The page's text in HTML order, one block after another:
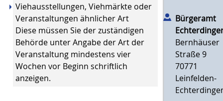
Viehausstellungen, Viehmärkte oder
Veranstaltungen ähnlicher Art
Diese müssen Sie der zuständigen
Behörde unter Angabe der Art der
Veranstaltung mindestens vier
Wochen vor Beginn schriftlich
anzeigen.
Bürgeramt
Bernhäuser
Straße 9
70771
Leinfelden-